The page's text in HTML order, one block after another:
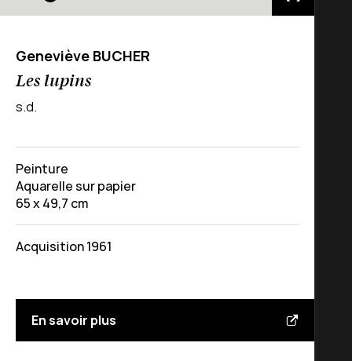
Geneviève BUCHER
Les lupins
s.d.
Peinture
Aquarelle sur papier
65 x 49,7 cm
Acquisition 1961
En savoir plus